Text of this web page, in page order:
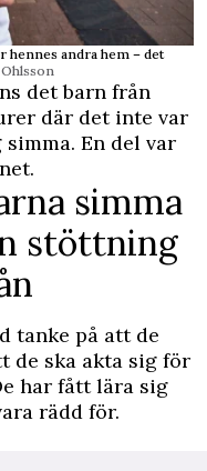
andra hem – det
det barn från
där det inte var
En del var
simma
stöttning
tanke på att de
de ska akta sig för
har fått lära sig
rädd för.